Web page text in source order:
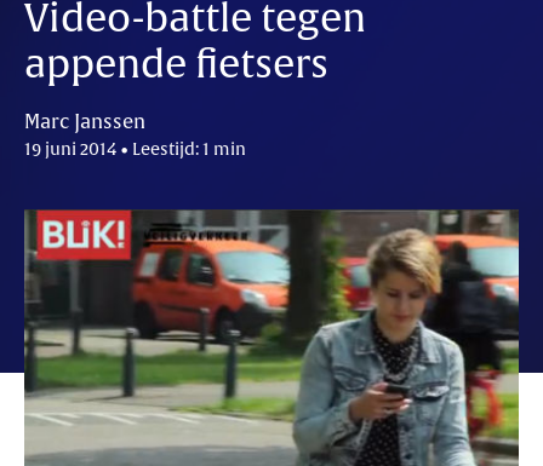
Video-battle tegen
appende fietsers
Marc Janssen
19 juni 2014 • Leestijd: 1 min